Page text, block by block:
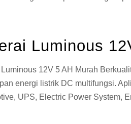
Luminous
Luminous 12V 5 AH Murah
energi listrik DC multifungsi.
UPS, Electric Power System,